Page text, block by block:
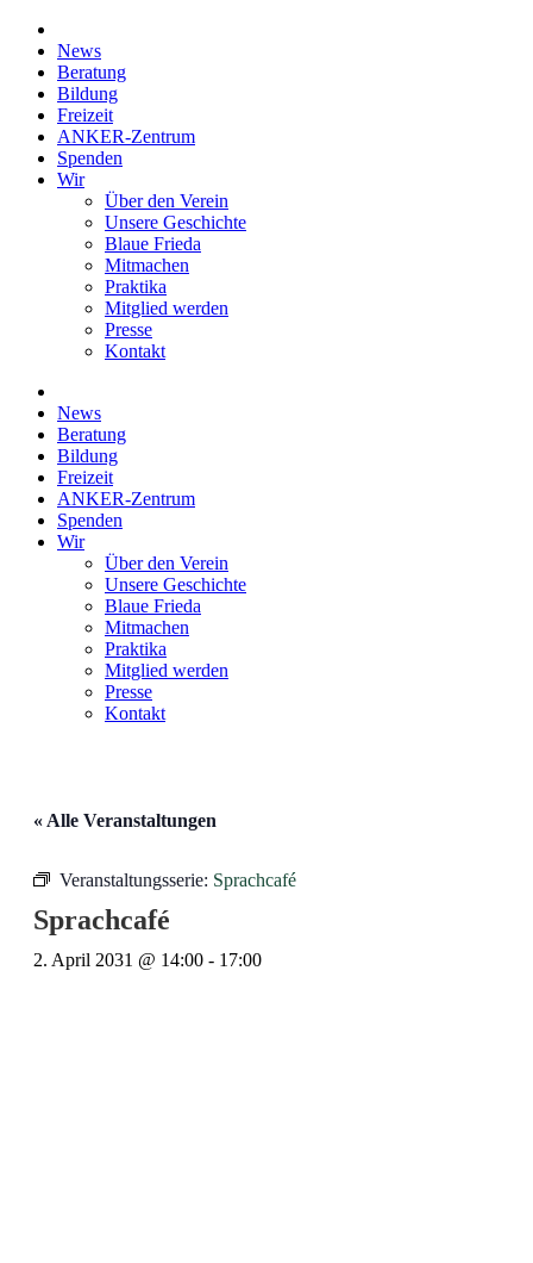
News
Beratung
Bildung
Freizeit
ANKER-Zentrum
Spenden
Wir
Über den Verein
Unsere Geschichte
Blaue Frieda
Mitmachen
Praktika
Mitglied werden
Presse
Kontakt
News
Beratung
Bildung
Freizeit
ANKER-Zentrum
Spenden
Wir
Über den Verein
Unsere Geschichte
Blaue Frieda
Mitmachen
Praktika
Mitglied werden
Presse
Kontakt
« Alle Veranstaltungen
Veranstaltungsserie: Sprachcafé
Sprachcafé
2. April 2031 @ 14:00 - 17:00